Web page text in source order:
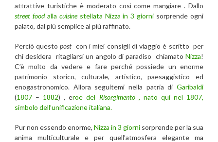
attrattive turistiche è moderato così come mangiare . Dallo
street food alla cuisinestellata Nizza in 3 giorni sorprende ogni
palato, dal più semplice al più raffinato.
Perciò questopost con i miei consigli di viaggio è scritto per
chi desidera ritagliarsi un angolo di paradiso chiamato Nizza!
C’è molto da vedere e fare perché possiede un enorme
patrimonio storico, culturale, artistico, paesaggistico ed
enogastronomico. Allora seguitemi nella patria di Garibaldi
(1807 – 1882) , eroe del Risorgimento, nato qui nel 1807,
simbolo dell’unificazione italiana.
Pur non essendo enorme, Nizza in 3 giorni sorprende per la sua
anima multiculturale e per quell’atmosfera elegante ma